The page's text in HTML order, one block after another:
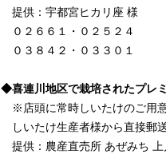
提供：宇都宮ヒカリ座 様
０２６６１・０２５２４
０３８４２・０３３０１
◆喜連川地区で栽培されたプレ
※店頭に常時しいたけのご用
しいたけ生産者様から直接郵
提供：農産直売所 あぜみち 上